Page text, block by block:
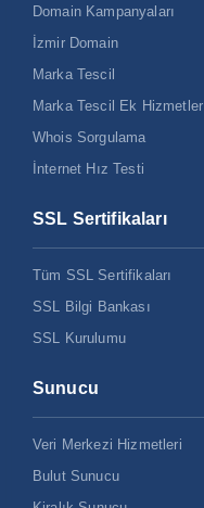
Domain Kampanyaları
İzmir Domain
Marka Tescil
Marka Tescil Ek Hizmetler
Whois Sorgulama
İnternet Hız Testi
SSL Sertifikaları
Tüm SSL Sertifikaları
SSL Bilgi Bankası
SSL Kurulumu
Sunucu
Veri Merkezi Hizmetleri
Bulut Sunucu